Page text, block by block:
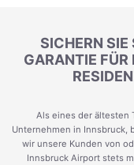
SICHERN SIE
GARANTIE FÜR
Als eines der ältesten
Unternehmen in Innsbruck,
wir unsere Kunden von
Innsbruck Airport stets